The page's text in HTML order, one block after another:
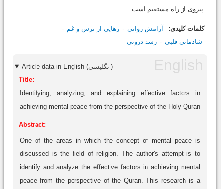
پیروی از راه مستقیم است.
کلمات کلیدی: آرامش روانی
رهایی از ترس و غم
شادمانی قلبی
رشد درونی
Article data in English (انگلیسی)
Title:
Identifying, analyzing, and explaining effective factors in
achieving mental peace from the perspective of the Holy Quran
Abstract:
One of the areas in which the concept of mental peace is
discussed is the field of religion. The author's attempt is to
identify and analyze the effective factors in achieving mental
peace from the perspective of the Quran. This research is a